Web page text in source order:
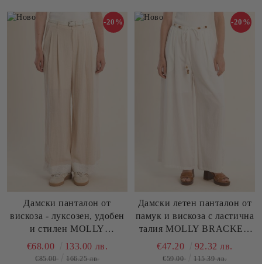
Дамски панталон от
вискоза - луксозен, удобен
и стилен MOLLY
BRACKEN (SKU) TF140EP
-20%
€68.00 133.00 лв.
€85.00 166.25 лв.
Дамски летен панталон от
памук и вискоза с ластична
талия MOLLY BRACKEN
(SKU) LA1960EP
-20%
€47.20 92.32 лв.
€59.00 115.39 лв.